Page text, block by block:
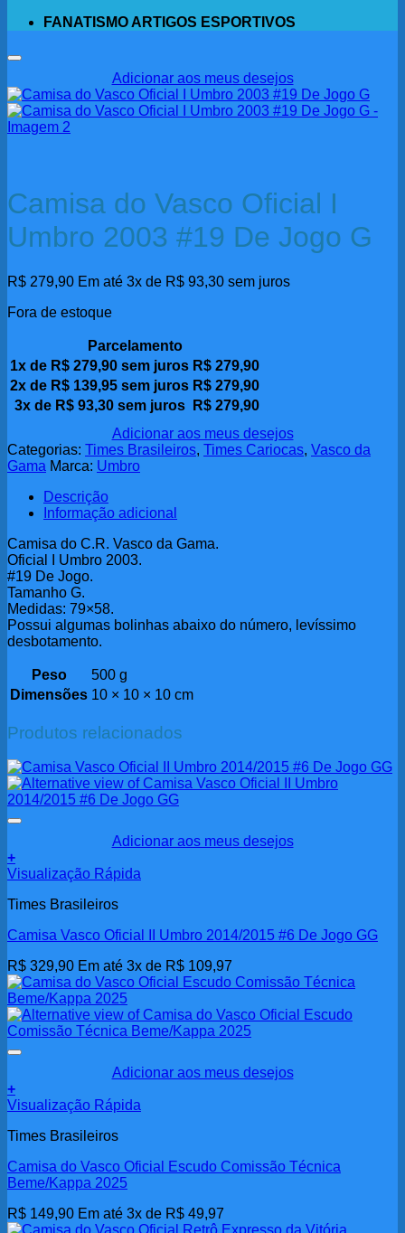
FANATISMO ARTIGOS ESPORTIVOS
Adicionar aos meus desejos
Camisa do Vasco Oficial I
Umbro 2003 #19 De Jogo G
R$ 279,90 Em até 3x de R$ 93,30 sem juros
Fora de estoque
Parcelamento
1x de R$ 279,90 sem juros R$ 279,90
2x de R$ 139,95 sem juros R$ 279,90
3x de R$93,30sem juros R$ 279,90
Adicionar aos meus desejos
Categorias: Times Brasileiros, Times Cariocas, Vasco da
Gama Marca: Umbro
Descrição
Informação adicional
Camisa do C.R. Vasco da Gama.
Oficial I Umbro 2003.
#19 De Jogo.
Tamanho G.
Medidas: 79×58.
Possui algumas bolinhas abaixo do número, levíssimo
desbotamento.
Peso
500 g
Dimensões 10 × 10 × 10 cm
Produtos relacionados
Adicionar aos meus desejos
+
Visualização Rápida
Times Brasileiros
Camisa Vasco Oficial II Umbro 2014/2015 #6 De Jogo GG
R$ 329,90 Em até 3x de R$ 109,97
Adicionar aos meus desejos
+
Visualização Rápida
Times Brasileiros
Camisa do Vasco Oficial Escudo Comissão Técnica
Beme/Kappa 2025
R$ 149,90 Em até 3x de R$ 49,97